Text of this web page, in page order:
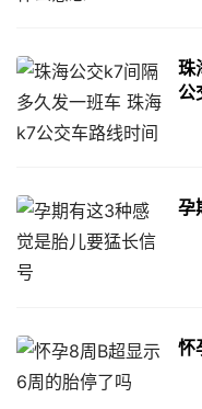
珠
公
孕
怀